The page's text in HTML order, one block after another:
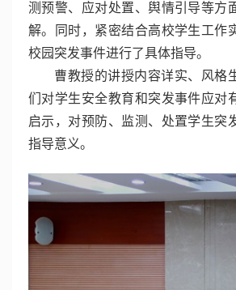
测预警、应对处置、舆情引导等方
解。同时，紧密结合高校学生工作
校园突发事件进行了具体指导。
曹教授的讲授内容详实、风格
们对学生安全教育和突发事件应对
启示，对预防、监测、处置学生突
指导意义。